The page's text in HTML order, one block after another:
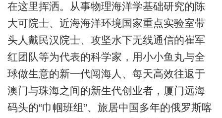
在这里挥洒。从事物理海洋学基础研究的陈
大可院士、近海海洋环境国家重点实验室带
头人戴民汉院士、攻坚水下无线通信的崔军
红团队等为代表的科学家，用小小鱼丸与全
球做生意的新一代闯海人、每天高效往返于
澳门与珠海之间的新生代创业者，厦门远海
码头的“巾帼班组”、旅居中国多年的俄罗斯喀